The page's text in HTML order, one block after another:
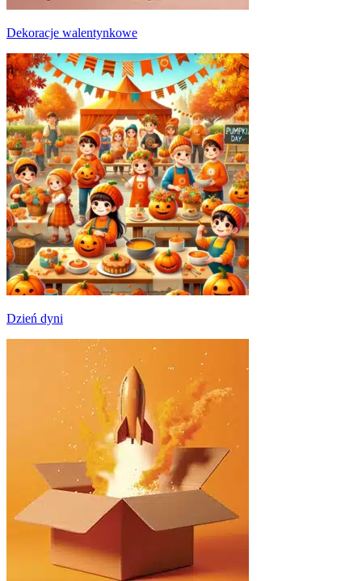
Dekoracje walentynkowe
Dzień dyni